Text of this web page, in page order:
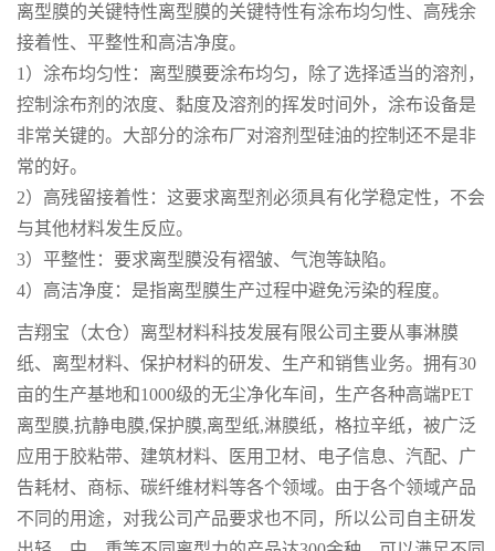
离型膜的关键特性离型膜的关键特性有涂布均匀性、高残余
接着性、平整性和高洁净度。
1）涂布均匀性：离型膜要涂布均匀，除了选择适当的溶剂，
控制涂布剂的浓度、黏度及溶剂的挥发时间外，涂布设备是
非常关键的。大部分的涂布厂对溶剂型硅油的控制还不是非
常的好。
2）高残留接着性：这要求离型剂必须具有化学稳定性，不会
与其他材料发生反应。
3）平整性：要求离型膜没有褶皱、气泡等缺陷。
4）高洁净度：是指离型膜生产过程中避免污染的程度。
吉翔宝（太仓）离型材料科技发展有限公司主要从事淋膜
纸、离型材料、保护材料的研发、生产和销售业务。拥有30
亩的生产基地和1000级的无尘净化车间，生产各种高端PET
离型膜,抗静电膜,保护膜,离型纸,淋膜纸，格拉辛纸，被广泛
应用于胶粘带、建筑材料、医用卫材、电子信息、汽配、广
告耗材、商标、碳纤维材料等各个领域。由于各个领域产品
不同的用途，对我公司产品要求也不同，所以公司自主研发